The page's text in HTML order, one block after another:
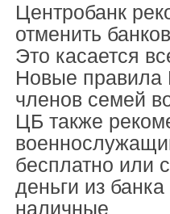
Центробанк
отменить
Это касается
Новые правила
членов семей
ЦБ также
бесплатно или
деньги из
наличные